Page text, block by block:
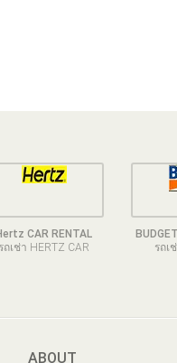
CAR RENTAL
รถเช่า HERTZ CAR
รถเ
ABOUT